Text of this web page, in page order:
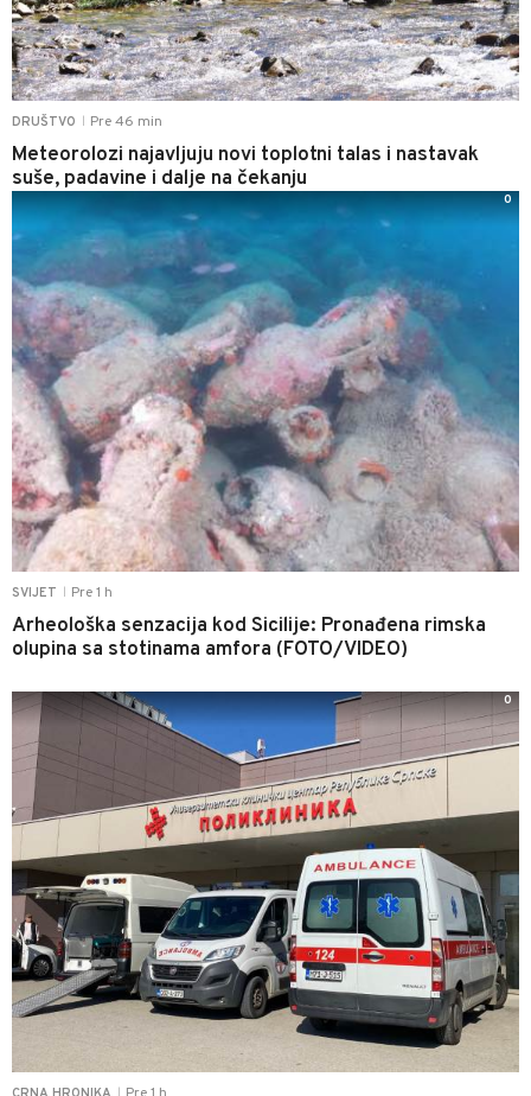
DRUŠTVO Pre 46 min
Meteorolozi najavljuju novi toplotni talas i nastavak
suše, padavine i dalje na čekanju
SVIJET Pre 1 h
Arheološka senzacija kod Sicilije: Pronađena rimska
olupina sa stotinama amfora (FOTO/VIDEO)
0
0